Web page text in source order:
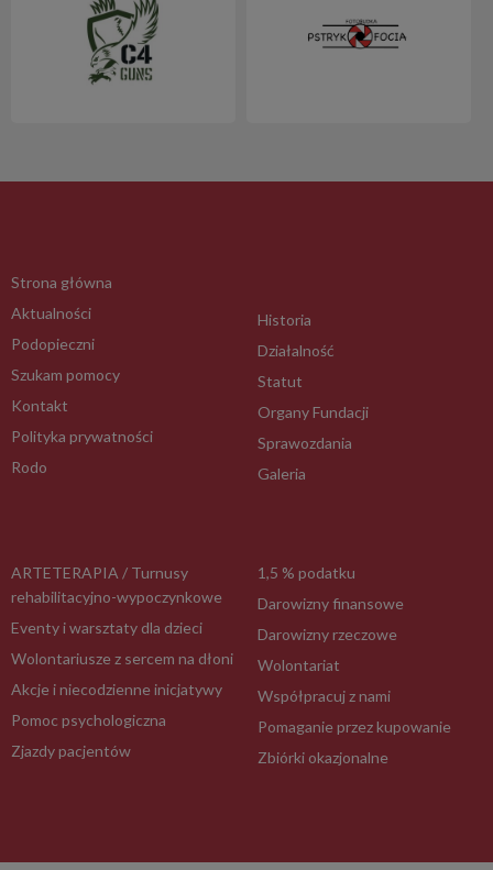
Strona główna
Aktualności
Podopieczni
Szukam pomocy
Kontakt
Polityka prywatności
Rodo
Historia
Działalność
Statut
Organy Fundacji
Sprawozdania
Galeria
ARTETERAPIA / Turnusy
rehabilitacyjno-wypoczynkowe
Eventy i warsztaty dla dzieci
Wolontariusze z sercem na dłoni
Akcje i niecodzienne inicjatywy
Pomoc psychologiczna
Zjazdy pacjentów
1,5 % podatku
Darowizny finansowe
Darowizny rzeczowe
Wolontariat
Współpracuj z nami
Pomaganie przez kupowanie
Zbiórki okazjonalne